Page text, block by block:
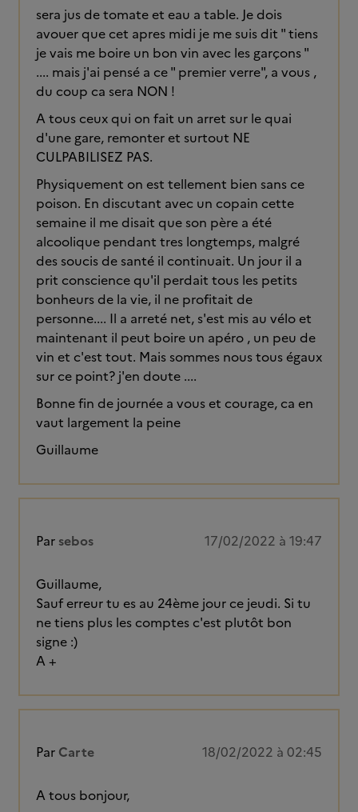
sera jus de tomate et eau a table. Je dois
avouer que cet apres midi je me suis dit " tiens
je vais me boire un bon vin avec les garçons "
.... mais j'ai pensé a ce " premier verre", a vous ,
du coup ca sera NON !
A tous ceux qui on fait un arret sur le quai
d'une gare, remonter et surtout NE
CULPABILISEZ PAS.
Physiquement on est tellement bien sans ce
poison. En discutant avec un copain cette
semaine il me disait que son père a été
alcoolique pendant tres longtemps, malgré
des soucis de santé il continuait. Un jour il a
prit conscience qu'il perdait tous les petits
bonheurs de la vie, il ne profitait de
personne.... Il a arreté net, s'est mis au vélo et
maintenant il peut boire un apéro , un peu de
vin et c'est tout. Mais sommes nous tous égaux
sur ce point? j'en doute ....
Bonne fin de journée a vous et courage, ca en
vaut largement la peine
Guillaume
Par sebos 17/02/2022 à 19:47
Guillaume,
Sauf erreur tu es au 24ème jour ce jeudi. Si tu
ne tiens plus les comptes c'est plutôt bon
signe :)
A +
Par Carte 18/02/2022 à 02:45
A tous bonjour,